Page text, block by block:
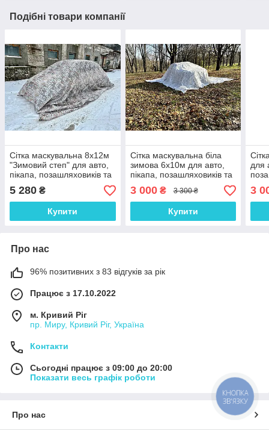
Подібні товари компанії
Сітка маскувальна 8х12м
"Зимовий степ" для авто,
пікапа, позашляховиків та
техніки. Маскування для
окопів, бліндажів
5 280 ₴
Купити
Сітка маскувальна біла
зимова 6х10м для авто,
пікапа, позашляховиків та
техніки. Маскування для
окопів та бліндажів. Зима
№1
3 000₴ 3 300 ₴
Купити
для
3
Про нас
96% позитивних з 83 відгуків за рік
Працює з 17.10.2022
м. Кривий Ріг
пр. Миру, Кривий Ріг, Україна
Контакти
Сьогодні працює з 09:00 до 20:00
Показати весь графік роботи
Про нас
КНОПКА
ЗВ'ЯЗКУ